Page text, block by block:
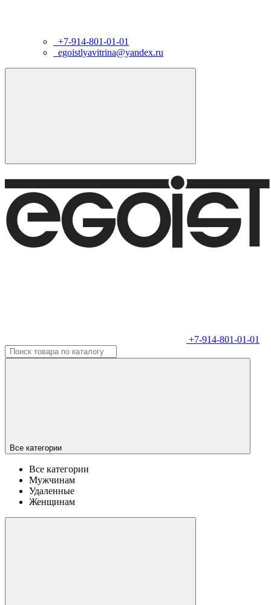
+7-914-801-01-01
egoistlyavitrina@yandex.ru
+7-914-801-01-01
Все категории
Все категории
Мужчинам
Удаленные
Женщинам